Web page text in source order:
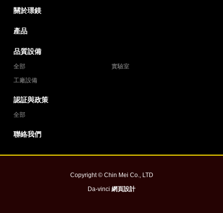
關於璟鎂
產品
品質設備
全部
實驗室
工廠設備
認証與政策
全部
聯絡我們
Copyright © Chin Mei Co., LTD
Da-vinci 網頁設計